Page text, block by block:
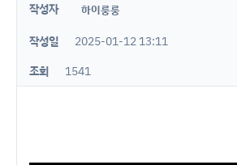
작성자 하이룽룽
작성일
2025-01-12 13:11
조회
1541